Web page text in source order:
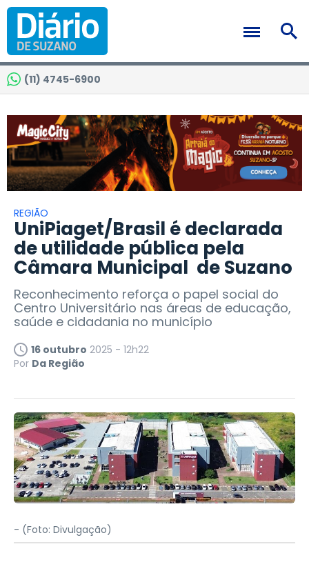
(11) 4745-6900
REGIÃO
UniPiaget/Brasil é declarada
de utilidade pública pela
Câmara Municipal de Suzano
Reconhecimento reforça o papel social do
Centro Universitário nas áreas de educação,
saúde e cidadania no município
16 outubro 2025 - 12h22
Por Da Região
- (Foto: Divulgação)